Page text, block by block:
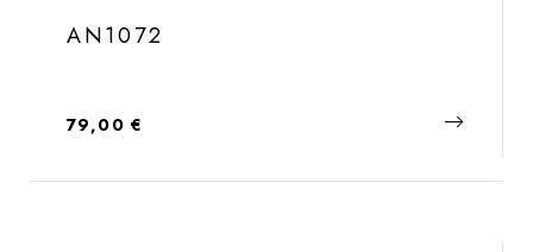
AN1072
Regulärer Preis:
79,00 €